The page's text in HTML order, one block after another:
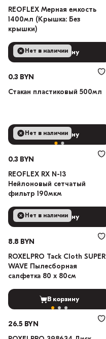
REOFLEX Мерная емкость
1400мл (Крышка: Без
крышки)
В корзину
Нет в наличии
0.3 BYN
Стакан пластиковый 500мл
В корзину
Нет в наличии
0.3 BYN
REOFLEX RX N-13
Нейлоновый сетчатый
фильтр 190мкм
В корзину
Нет в наличии
8.8 BYN
ROXELPRO Tack Cloth SUPER
WAVE Пылесборная
салфетка 80 х 80см
В корзину
26.5 BYN